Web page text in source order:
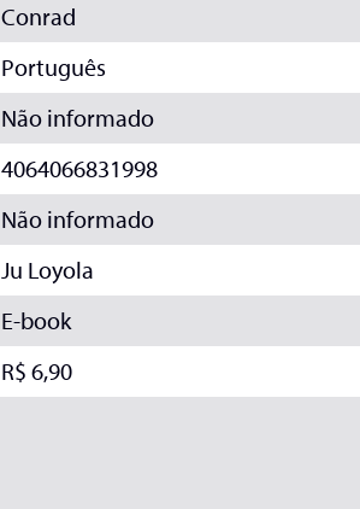
Conrad
Português
Não informado
4064066831998
Não informado
Ju Loyola
E-book
R$ 6,90